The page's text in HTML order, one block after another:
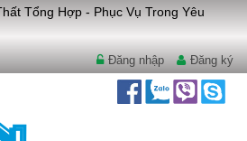
Tổng Hợp - Phục Vụ Trong Yêu
Đăng nhập Đăng ký